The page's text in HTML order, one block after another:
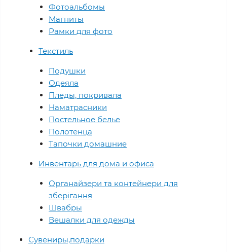
Фотоальбомы
Магниты
Рамки для фото
Текстиль
Подушки
Одеяла
Пледы, покривала
Наматрасники
Постельное белье
Полотенца
Тапочки домашние
Инвентарь для дома и офиса
Органайзери та контейнери для
зберігання
Швабры
Вешалки для одежды
Сувениры,подарки